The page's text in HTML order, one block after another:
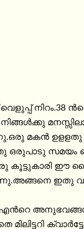
നിറം.38
മകൻ ഉളളതു
ഒരുപാടു
ഈ
ഇതു